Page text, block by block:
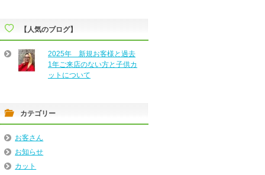
【人気のブログ】
2025年 新規お客様と過去
1年ご来店のない方と子供カ
ットについて
カテゴリー
お客さん
お知らせ
カット